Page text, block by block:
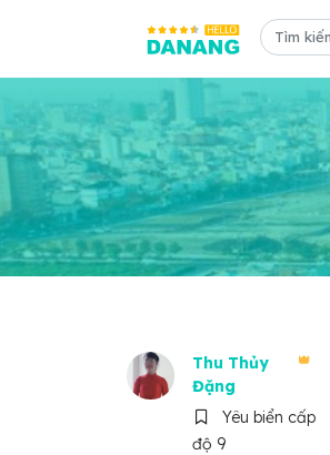
Thu Thủy
Đặng
Yêu biển cấp
độ 9